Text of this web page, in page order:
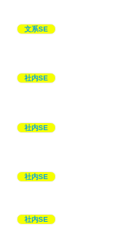
文系SE
社内SE
社内SE
社内SE
社内SE